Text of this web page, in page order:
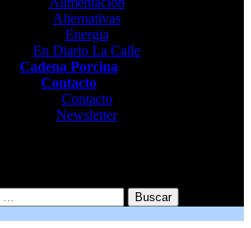
Alternativas
Energia
En Diario La Calle
Cadena Porcina
Contacto
Contacto
Newsletter